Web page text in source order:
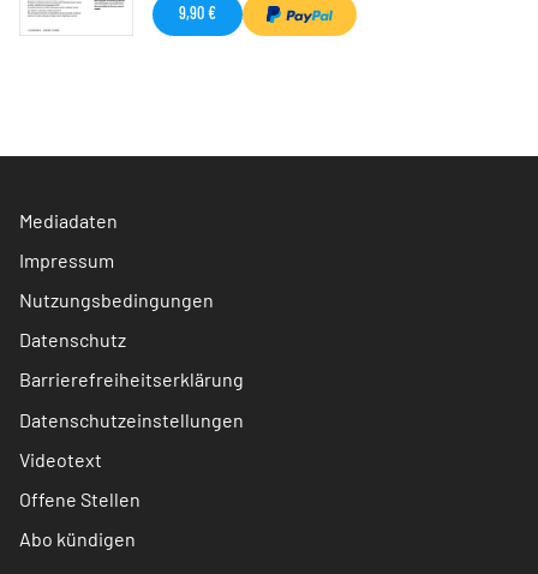
9,90 €
Mediadaten
Impressum
Nutzungsbedingungen
Datenschutz
Barrierefreiheitserklärung
Datenschutzeinstellungen
Videotext
Offene Stellen
Abo kündigen